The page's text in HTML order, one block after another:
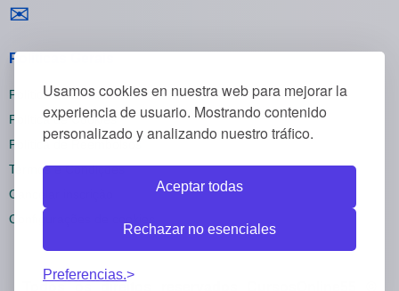
Usamos cookies en nuestra web para mejorar la
experiencia de usuario. Mostrando contenido
personalizado y analizando nuestro tráfico.
Aceptar todas
Rechazar no esenciales
Preferencias.
✉
Políticas Gerais
Política de Privacidade
Política de Cookies
Política de Reembolsos
Termos e Condições
Cancelar inscrição
Configurações de cookies